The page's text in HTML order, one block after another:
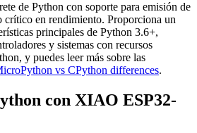
de Python con soporte para emisión de
en rendimiento. Proporciona un
principales de Python 3.6+,
y sistemas con recursos
y puedes leer más sobre las
vs CPython differences.
con XIAO ESP32-